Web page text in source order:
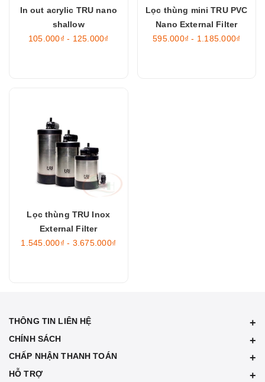
In out acrylic TRU nano
shallow
105.000₫ - 125.000₫
Lọc thùng mini TRU PVC
Nano External Filter
595.000₫ - 1.185.000₫
Lọc thùng TRU Inox
External Filter
1.545.000₫ - 3.675.000₫
THÔNG TIN LIÊN HỆ
CHÍNH SÁCH
CHẤP NHẬN THANH TOÁN
HỖ TRỢ